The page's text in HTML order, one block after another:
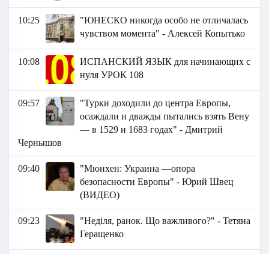
10:25
"ЮНЕСКО никогда особо не отличалась
чувством момента" - Алексей Копытько
10:08
ИСПАНСКИЙ ЯЗЫК для начинающих с
нуля УРОК 108
09:57
"Турки доходили до центра Европы,
осаждали и дважды пытались взять Вену
— в 1529 и 1683 годах" - Дмитрий
Чернышов
09:40
"Мюнхен: Украина —опора
безопасности Европы" - Юрий Швец
(ВИДЕО)
09:23
"Неділя, ранок. Що важливого?" - Тетяна
Геращенко